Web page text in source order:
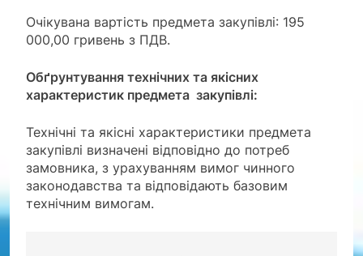
Очікувана вартість предмета закупівлі: 195
000,00 гривень з ПДВ.
Обґрунтування технічних та якісних
характеристик предмета закупівлі:
Технічні та якісні характеристики предмета
закупівлі визначені відповідно до потреб
замовника, з урахуванням вимог чинного
законодавства та відповідають базовим
технічним вимогам.